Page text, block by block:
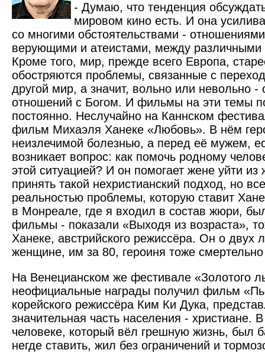
- Думаю, что тенденция
мировом кино есть. И она
со многими обстоятельствами -
верующими и атеистами, между различными
Кроме того, мир, преж­де всего Европа,
обостряются проблемы, связанные с
другой мир, а значит, вольно или невольно -
отношений с Богом. И фильмы на эти темы
постоянно. Неслучайно на Каннском
фильм Михаэля Ханеке «Любовь». В нём
неизлечимой болезнью, а перед её мужем,
возникает вопрос: как помочь родному
этой ситуацией? И он помогает жене уйти из
принять такой нехристианский подход, но
реальностью проблемы, которую ставит
в Монреале, где я входил в состав жюри,
фильмы - показали «Выходя из возраста»,
Ханеке, авст­рийского режиссёра. Он о двух
женщине, им за 80, героиня тоже
На Венецианском же фестивале «Золотого
неофициальные награды получил фильм
корейского режиссёра Ким Ки Дука,
значительная часть населения - христиане.
человеке, который вёл грешную жизнь, был
негде ставить, жил без ограничений и